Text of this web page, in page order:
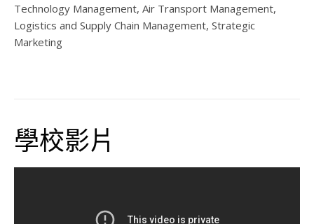
Technology Management, Air Transport Management,
Logistics and Supply Chain Management, Strategic
Marketing
學校影片